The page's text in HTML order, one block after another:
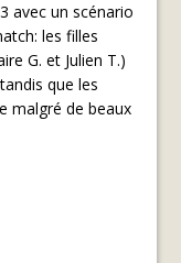
avec un scénario
les filles
G. et Julien T.)
que les
malgré de beaux